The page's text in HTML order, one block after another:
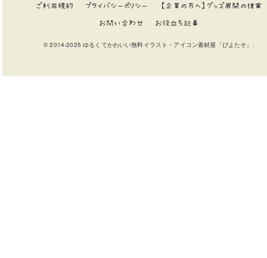
ご利用規約 プライバシーポリシー 【企業の方へ】グッズ展開の提案
お問い合わせ お役立ち記事
© 2014-2025 ゆるくてかわいい無料イラスト・アイコン素材屋「ぴよたそ」.